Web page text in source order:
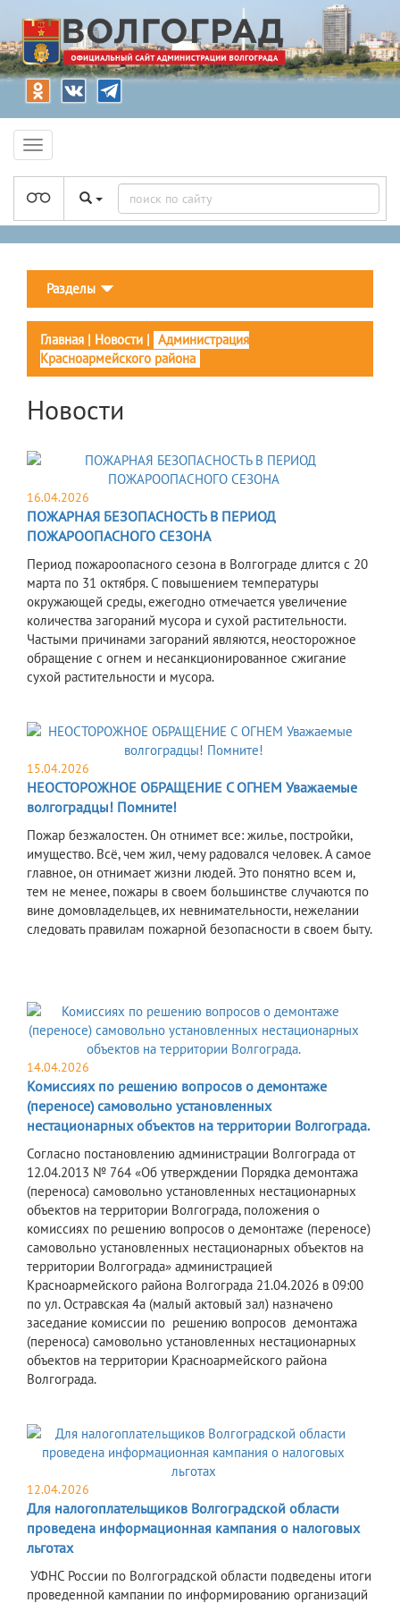
Разделы
Главная | Новости | Администрация
Красноармейского района
Новости
16.04.2026
ПОЖАРНАЯ БЕЗОПАСНОСТЬ В ПЕРИОД
ПОЖАРООПАСНОГО СЕЗОНА
Период пожароопасного сезона в Волгограде длится с 20
марта по 31 октября. С повышением температуры
окружающей среды, ежегодно отмечается увеличение
количества загораний мусора и сухой растительности.
Частыми причинами загораний являются, неосторожное
обращение с огнем и несанкционированное сжигание
сухой растительности и мусора.
15.04.2026
НЕОСТОРОЖНОЕ ОБРАЩЕНИЕ С ОГНЕМ Уважаемые
волгоградцы! Помните!
Пожар безжалостен. Он отнимет все: жилье, постройки,
имущество. Всё, чем жил, чему радовался человек. А самое
главное, он отнимает жизни людей. Это понятно всем и,
тем не менее, пожары в своем большинстве случаются по
вине домовладельцев, их невнимательности, нежелании
следовать правилам пожарной безопасности в своем быту.
14.04.2026
Комиссиях по решению вопросов о демонтаже
(переносе) самовольно установленных
нестационарных объектов на территории Волгограда.
Согласно постановлению администрации Волгограда от
12.04.2013 № 764 «Об утверждении Порядка демонтажа
(переноса) самовольно установленных нестационарных
объектов на территории Волгограда, положения о
комиссиях по решению вопросов о демонтаже (переносе)
самовольно установленных нестационарных объектов на
территории Волгограда» администрацией
Красноармейского района Волгограда 21.04.2026 в 09:00
по ул. Остравская 4а (малый актовый зал) назначено
заседание комиссии по решению вопросов демонтажа
(переноса) самовольно установленных нестационарных
объектов на территории Красноармейского района
Волгограда.
12.04.2026
Для налогоплательщиков Волгоградской области
проведена информационная кампания о налоговых
льготах
УФНС России по Волгоградской области подведены итоги
проведенной кампании по информированию организаций